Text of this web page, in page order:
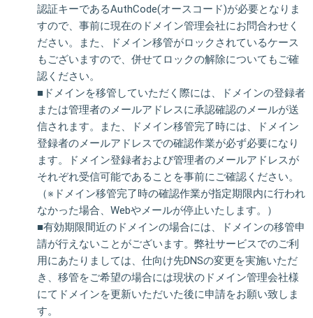
認証キーであるAuthCode(オースコード)が必要となりま
すので、事前に現在のドメイン管理会社にお問合わせく
ださい。また、ドメイン移管がロックされているケース
もございますので、併せてロックの解除についてもご確
認ください。
■ドメインを移管していただく際には、ドメインの登録者
または管理者のメールアドレスに承認確認のメールが送
信されます。また、ドメイン移管完了時には、ドメイン
登録者のメールアドレスでの確認作業が必ず必要になり
ます。ドメイン登録者および管理者のメールアドレスが
それぞれ受信可能であることを事前にご確認ください。
（※ドメイン移管完了時の確認作業が指定期限内に行われ
なかった場合、Webやメールが停止いたします。）
■有効期限間近のドメインの場合には、ドメインの移管申
請が行えないことがございます。弊社サービスでのご利
用にあたりましては、仕向け先DNSの変更を実施いただ
き、移管をご希望の場合には現状のドメイン管理会社様
にてドメインを更新いただいた後に申請をお願い致しま
す。